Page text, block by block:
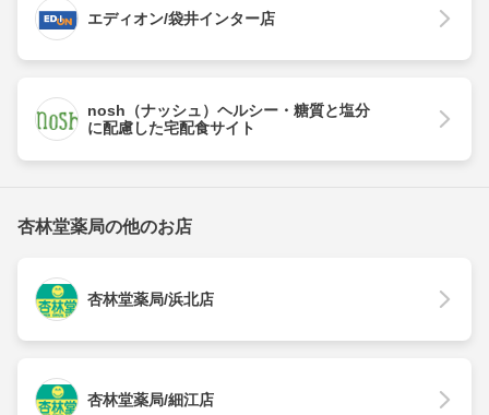
エディオン/袋井インター店
nosh（ナッシュ）ヘルシー・糖質と塩分
に配慮した宅配食サイト
杏林堂薬局の他のお店
杏林堂薬局/浜北店
杏林堂薬局/細江店